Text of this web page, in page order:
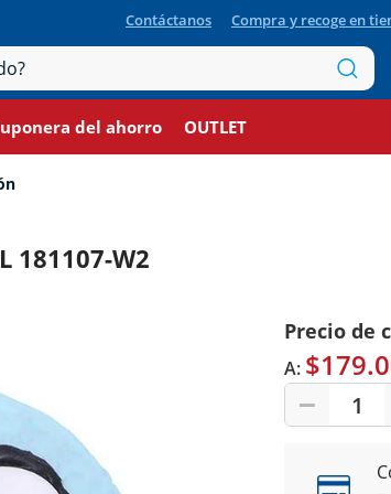
Contáctanos Compra y recoge en
del ahorro OUTLET
181107-W2
Precio de
A:
1